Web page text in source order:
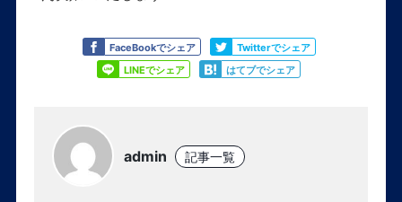
FaceBookでシェア
Like Twitterでシェア
Tweet
LINEでシェア
Share はてブでシェア
Share
admin 記事一覧